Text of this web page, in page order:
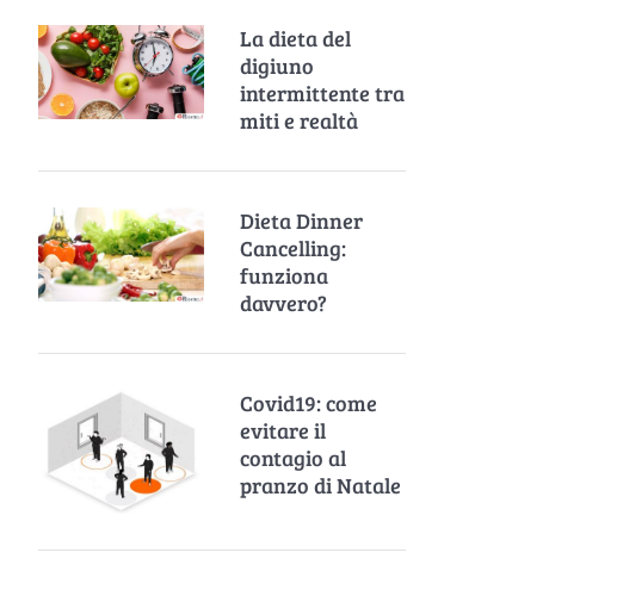
La dieta del
digiuno
intermittente tra
miti e realtà
Dieta Dinner
Cancelling:
funziona
davvero?
Covid19: come
evitare il
contagio al
pranzo di Natale